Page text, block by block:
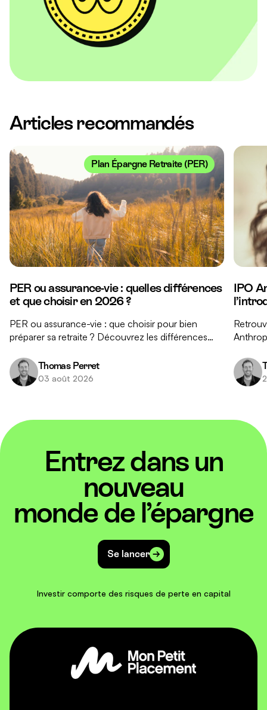
Articles recommandés
Plan Épargne Retraite (PER)
PER ou assurance-vie : quelles différences
et que choisir en 2026 ?
PER ou assurance-vie : que choisir pour bien
préparer sa retraite ? Découvrez les différences
pour faire le bon choix.
Thomas Perret
03 août 2026
IPO
Entrez dans un
nouveau
monde de l’épargne
Se lancer
Investir comporte des risques de perte en capital